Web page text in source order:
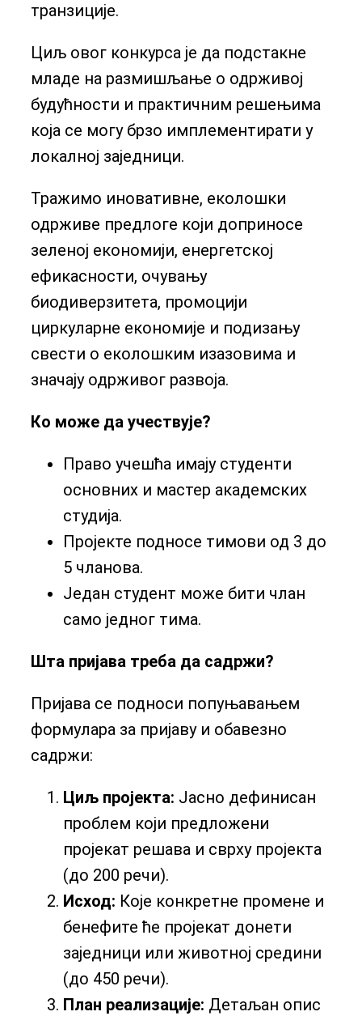
транзиције.
Циљ овог конкурса је да подстакне
младе на размишљање о одрживој
будућности и практичним решењима
која се могу брзо имплементирати у
локалној заједници.
Тражимо иновативне, еколошки
одрживе предлоге који доприносе
зеленој економији, енергетској
ефикасности, очувању
биодиверзитета, промоцији
циркуларне економије и подизању
свести о еколошким изазовима и
значају одрживог развоја.
Ко може да учествује?
Право учешћа имају студенти
основних и мастер академских
студија.
Пројекте подносе тимови од 3 до
5 чланова.
Један студент може бити члан
само једног тима.
Шта пријава треба да садржи?
Пријава се подноси попуњавањем
формулара за пријаву и обавезно
садржи:
Циљ пројекта: Јасно дефинисан
проблем који предложени
пројекат решава и сврху пројекта
(до 200 речи).
Исход: Које конкретне промене и
бенефите ће пројекат донети
заједници или животној средини
(до 450 речи).
План реализације: Детаљан опис